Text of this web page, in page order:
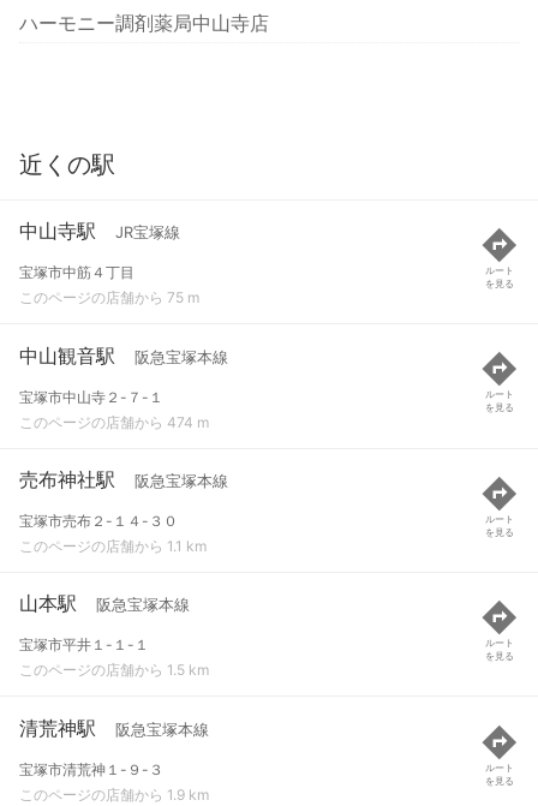
ハーモニー調剤薬局中山寺店
近くの駅
中山寺駅 JR宝塚線
宝塚市中筋４丁目
このページの店舗から 75 m
ルート
を見る
中山観音駅 阪急宝塚本線
宝塚市中山寺２-７-１
このページの店舗から 474 m
ルート
を見る
売布神社駅 阪急宝塚本線
宝塚市売布２-１４-３０
このページの店舗から 1.1 km
ルート
を見る
山本駅 阪急宝塚本線
宝塚市平井１-１-１
このページの店舗から 1.5 km
ルート
を見る
清荒神駅 阪急宝塚本線
宝塚市清荒神１-９-３
このページの店舗から 1.9 km
ルート
を見る